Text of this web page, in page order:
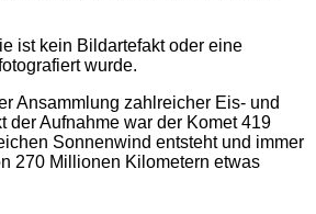
ist kein Bildartefakt oder eine
wurde.
Ansammlung zahlreicher Eis- und
Aufnahme war der Komet 419
Sonnenwind entsteht und immer
270 Millionen Kilometern etwas